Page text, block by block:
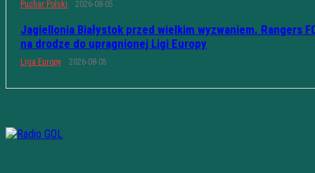
Puchar Polski 2026-08-05
Jagiellonia Białystok przed wielkim wyzwaniem. Rangers
na drodze do upragnionej Ligi Europy
Liga Europy 2026-08-05